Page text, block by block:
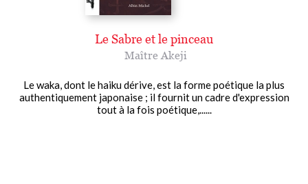
Le Sabre et le pinceau
Maître Akeji
Le waka, dont le haiku dérive, est la forme poétique la plus
authentiquement japonaise ; il fournit un cadre d'expression
tout à la fois poétique,......